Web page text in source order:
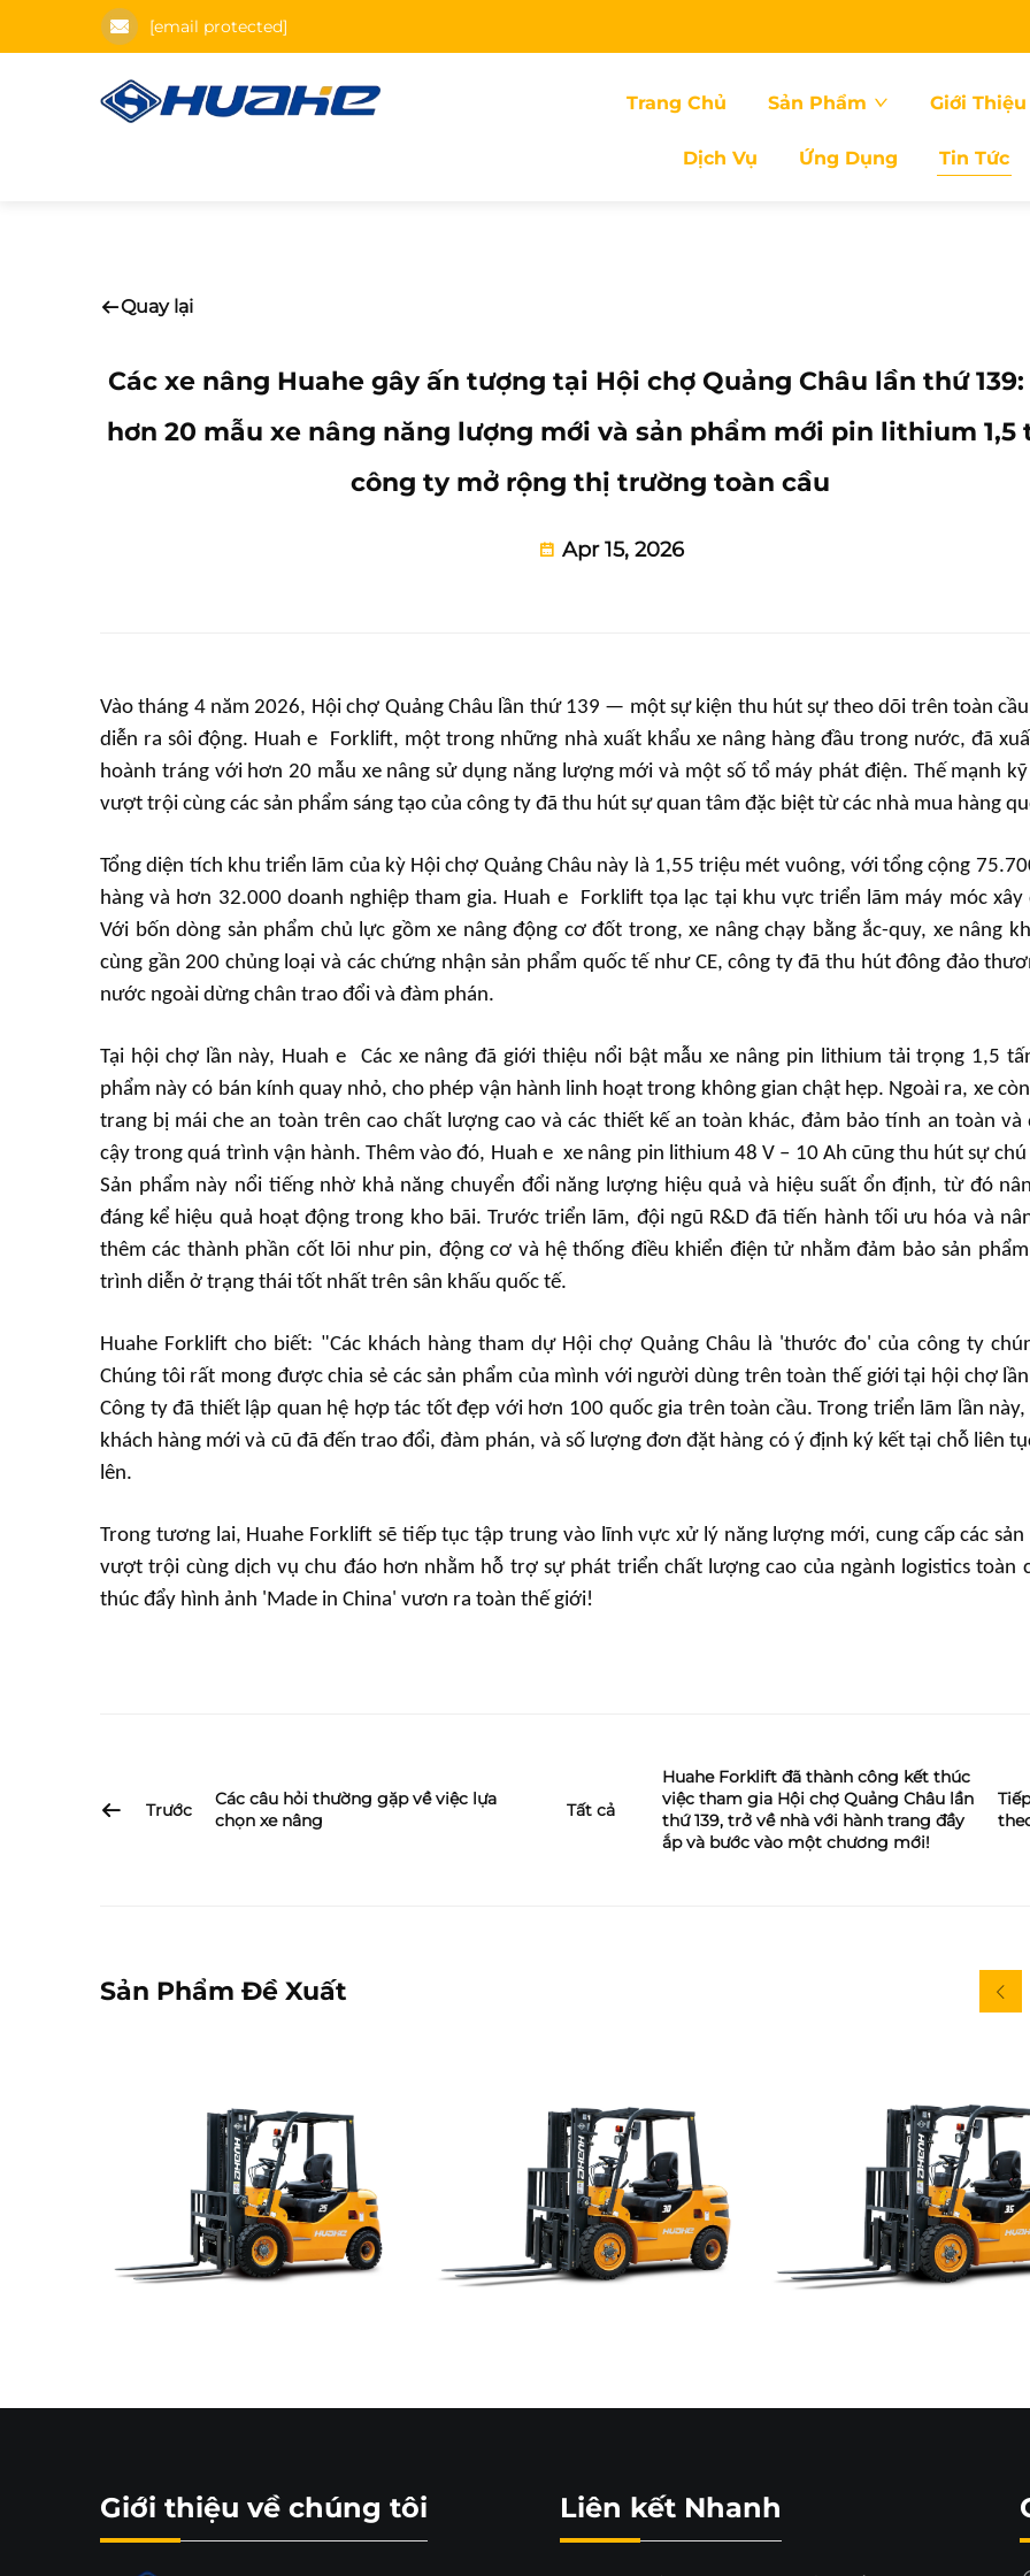
[email protected]
Trang Chủ Sản Phẩm Giới
Dịch Vụ Ứng Dụng Tin Tức
Quay lại
Các xe nâng Huahe gây ấn tượng tại Hội chợ Quảng Châu lần thứ 139:
hơn 20 mẫu xe nâng năng lượng mới và sản phẩm mới pin lithium 1,5
công ty mở rộng thị trường toàn cầu
Apr 15, 2026
Vào tháng 4 năm 2026, Hội chợ Quảng Châu lần thứ 139 — một sự kiện thu hút sự theo dõi trên toàn
diễn ra sôi động. Huahe
Forklift, một trong những nhà xuất khẩu xe nâng hàng đầu trong nước, đã
hoành tráng với hơn 20 mẫu xe nâng sử dụng năng lượng mới và một số tổ máy phát điện. Thế mạnh
vượt trội cùng các sản phẩm sáng tạo của công ty đã thu hút sự quan tâm đặc biệt từ các nhà mua hàng
Tổng diện tích khu triển lãm của kỳ Hội chợ Quảng Châu này là 1,55 triệu mét vuông, với tổng cộng
hàng và hơn 32.000 doanh nghiệp tham gia. Huah e
Forklift tọa lạc tại khu vực triển lãm máy móc xây
Với bốn dòng sản phẩm chủ lực gồm xe nâng động cơ đốt trong, xe nâng chạy bằng ắc-quy, xe nâng
cùng gần 200 chủng loại và các chứng nhận sản phẩm quốc tế như CE, công ty đã thu hút đông đảo
nước ngoài dừng chân trao đổi và đàm phán.
Tại hội chợ lần này, Huahe
Các xe nâng đã giới thiệu nổi bật mẫu xe nâng pin lithium tải trọng 1,5
phẩm này có bán kính quay nhỏ, cho phép vận hành linh hoạt trong không gian chật hẹp. Ngoài ra, xe
trang bị mái che an toàn trên cao chất lượng cao và các thiết kế an toàn khác, đảm bảo tính an toàn và
cậy trong quá trình vận hành. Thêm vào đó, Huah e xe nâng pin lithium 48 V – 10 Ah cũng thu hút sự
Sản phẩm này nổi tiếng nhờ khả năng chuyển đổi năng lượng hiệu quả và hiệu suất ổn định, từ đó
đáng kể hiệu quả hoạt động trong kho bãi. Trước triển lãm, đội ngũ R&D đã tiến hành tối ưu hóa và
thêm các thành phần cốt lõi như pin, động cơ và hệ thống điều khiển điện tử nhằm đảm bảo sản
trình diễn ở trạng thái tốt nhất trên sân khấu quốc tế.
Huahe Forklift cho biết: "Các khách hàng tham dự Hội chợ Quảng Châu là 'thước đo' của công ty
Chúng tôi rất mong được chia sẻ các sản phẩm của mình với người dùng trên toàn thế giới tại hội chợ
Công ty đã thiết lập quan hệ hợp tác tốt đẹp với hơn 100 quốc gia trên toàn cầu. Trong triển lãm lần này,
khách hàng mới và cũ đã đến trao đổi, đàm phán, và số lượng đơn đặt hàng có ý định ký kết tại chỗ liên
lên.
Trong tương lai, Huahe Forklift sẽ tiếp tục tập trung vào lĩnh vực xử lý năng lượng mới, cung cấp các sản
vượt trội cùng dịch vụ chu đáo hơn nhằm hỗ trợ sự phát triển chất lượng cao của ngành logistics toàn
thúc đẩy hình ảnh 'Made in China' vươn ra toàn thế giới!
Trước
Các câu hỏi thường gặp về việc lựa
chọn xe nâng
Tất cả
Huahe Forklift đã thành công kết thúc
việc tham gia Hội chợ Quảng Châu lần
thứ 139, trở về nhà với hành trang đầy
ắp và bước vào một chương mới!
Tiếp
Sản Phẩm Đề Xuất
Giới thiệu về chúng tôi Liên kết Nhanh